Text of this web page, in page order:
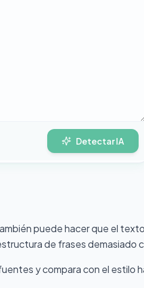
Detectar IA
puede hacer que el
de frases demasiado
y compara con el estilo